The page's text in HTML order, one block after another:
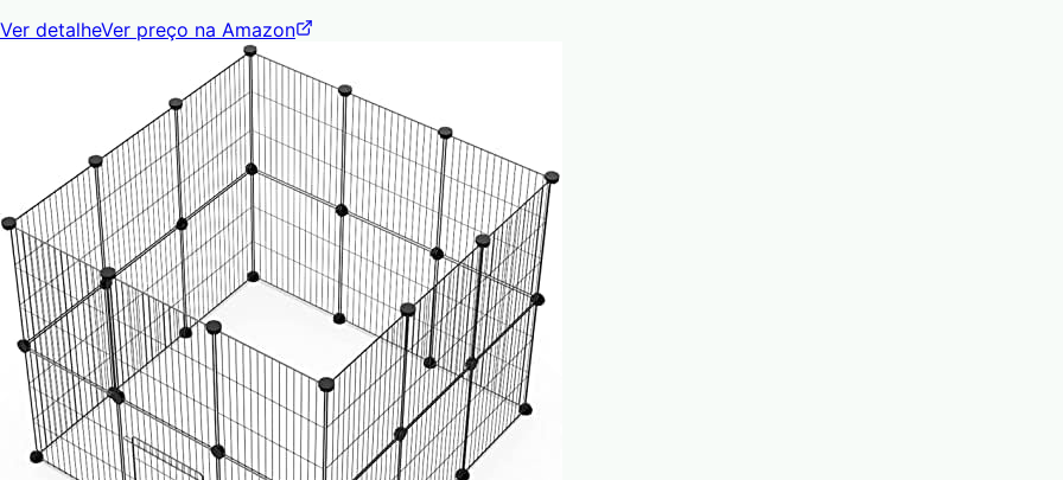
Ver detalheVer preço na Amazon